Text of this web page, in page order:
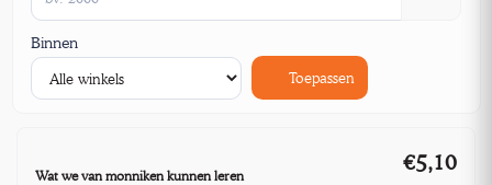
Binnen
Toepassen
Wat we van monniken kunnen leren
€5,10